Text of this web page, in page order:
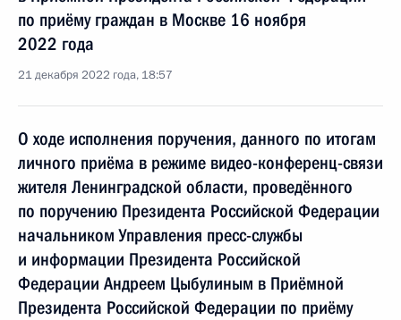
по приёму граждан в Москве 16 ноября
2022 года
21 декабря 2022 года, 18:57
О ходе исполнения поручения, данного по итогам
личного приёма в режиме видео-конференц-связи
жителя Ленинградской области, проведённого
по поручению Президента Российской Федерации
начальником Управления пресс-службы
и информации Президента Российской
Федерации Андреем Цыбулиным в Приёмной
Президента Российской Федерации по приёму